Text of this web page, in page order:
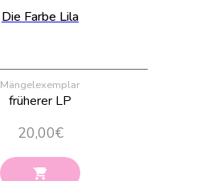
Die Farbe Lila
Mängelexemplar
früherer LP
20,00€